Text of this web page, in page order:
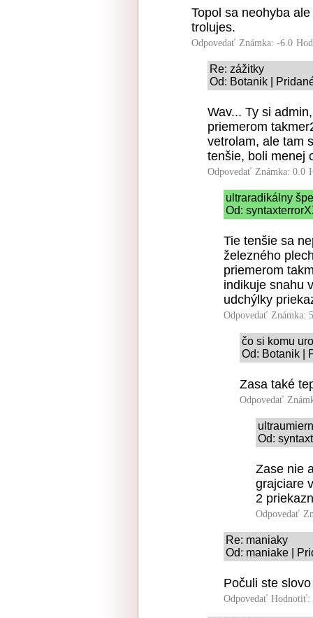
Topol sa neohyba
trolujes.
Odpovedať Známka: -6.0
Re: zážitky
Od: Botanik |
Wav... Ty si
priemerom
vetrolam, ale tam
tenšie, boli menej
Odpovedať Známka: 0.0
ultraradikálny
Od:
Tie tenšie sa
železného
priemerom
indikuje snahu
udchýlky
Odpovedať Známka:
čo si komu
Od: Botanik |
Zasa také
Odpovedať
Od:
Zase nie
grajciare
2
Odpovedať
Re: maniaky
Od: maniake |
Počuli ste
Odpovedať Hodnotiť: